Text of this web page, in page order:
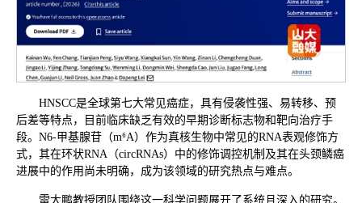
HNSCC是全球第七大常见癌症，具有侵袭性强、易转移、预
后差等特点，目前临床缺乏有效的早期诊断标志物和靶向治疗手
段。N6-甲基腺苷（m⁶A）作为真核生物中常见的RNA表观修饰方
式，其在环状RNA（circRNAs）中的修饰调控机制及其在头颈鳞癌
进展中的作用尚未明确，成为该领域的研究热点与难点。
雷大鹏教授团队围绕这一科学问题展开了系统且深入的研究。